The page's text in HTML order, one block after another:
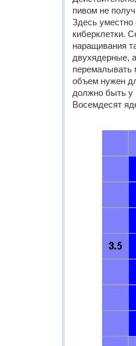
пивом не
Здесь уместно
киберклетки.
наращивания
двухядерные,
перемалывать
объем нужен
должно быть у
Восемдесят